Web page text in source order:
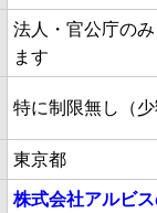
法人・官公庁の
ます
特に制限無し（少
東京都
株式会社アルビス